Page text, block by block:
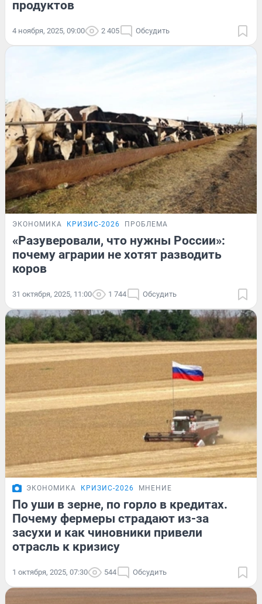
продуктов
4 ноября, 2025, 09:00 2 405 Обсудить
ЭКОНОМИКА КРИЗИС-2026 ПРОБЛЕМА
«Разуверовали, что нужны России»:
почему аграрии не хотят разводить
коров
31 октября, 2025, 11:00 1 744 Обсудить
ЭКОНОМИКА КРИЗИС-2026 МНЕНИЕ
По уши в зерне, по горло в кредитах.
Почему фермеры страдают из-за
засухи и как чиновники привели
отрасль к кризису
1 октября, 2025, 07:30 544 Обсудить